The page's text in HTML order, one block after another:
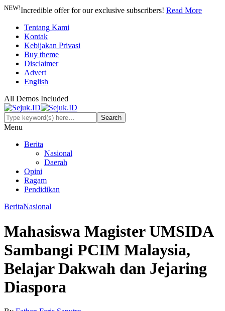
NEW!Incredible offer for our exclusive subscribers! Read More
Tentang Kami
Kontak
Kebijakan Privasi
Buy theme
Disclaimer
Advert
English
All Demos Included
Menu
Berita
Nasional
Daerah
Opini
Ragam
Pendidikan
BeritaNasional
Mahasiswa Magister UMSIDA
Sambangi PCIM Malaysia,
Belajar Dakwah dan Jejaring
Diaspora